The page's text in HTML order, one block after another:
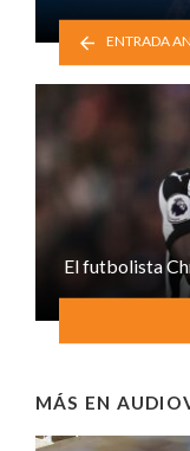
ENTRADA
El futbolista
MÁS EN